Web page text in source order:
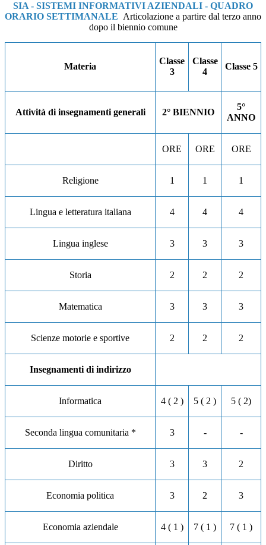
SIA - SISTEMI INFORMATIVI AZIENDALI - QUADRO
ORARIO SETTIMANALE Articolazione a partire dal terzo anno
dopo il biennio comune
Materia
Classe
3
Classe
4
Classe 5
Attività di insegnamenti generali 2° BIENNIO
5°
ANNO
ORE ORE ORE
Religione 1 1 1
Lingua e letteratura italiana 4 4 4
Lingua inglese 3 3 3
Storia 2 2 2
Matematica 3 3 3
Scienze motorie e sportive 2 2 2
Insegnamenti di indirizzo
Informatica 4 ( 2 ) 5 ( 2 ) 5 ( 2)
Seconda lingua comunitaria * 3 - -
Diritto 3 3 2
Economia politica 3 2 3
Economia aziendale 4 ( 1 ) 7 ( 1 ) 7 ( 1 )